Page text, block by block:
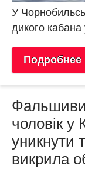
У
дикого кабана
Подробнее
чоловік у
уникнути
викрила